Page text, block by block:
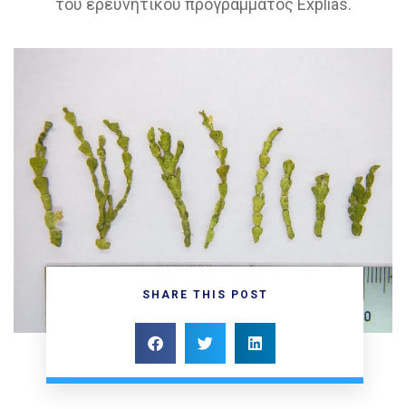
του ερευνητικού προγράμματος Explias.
SHARE THIS POST